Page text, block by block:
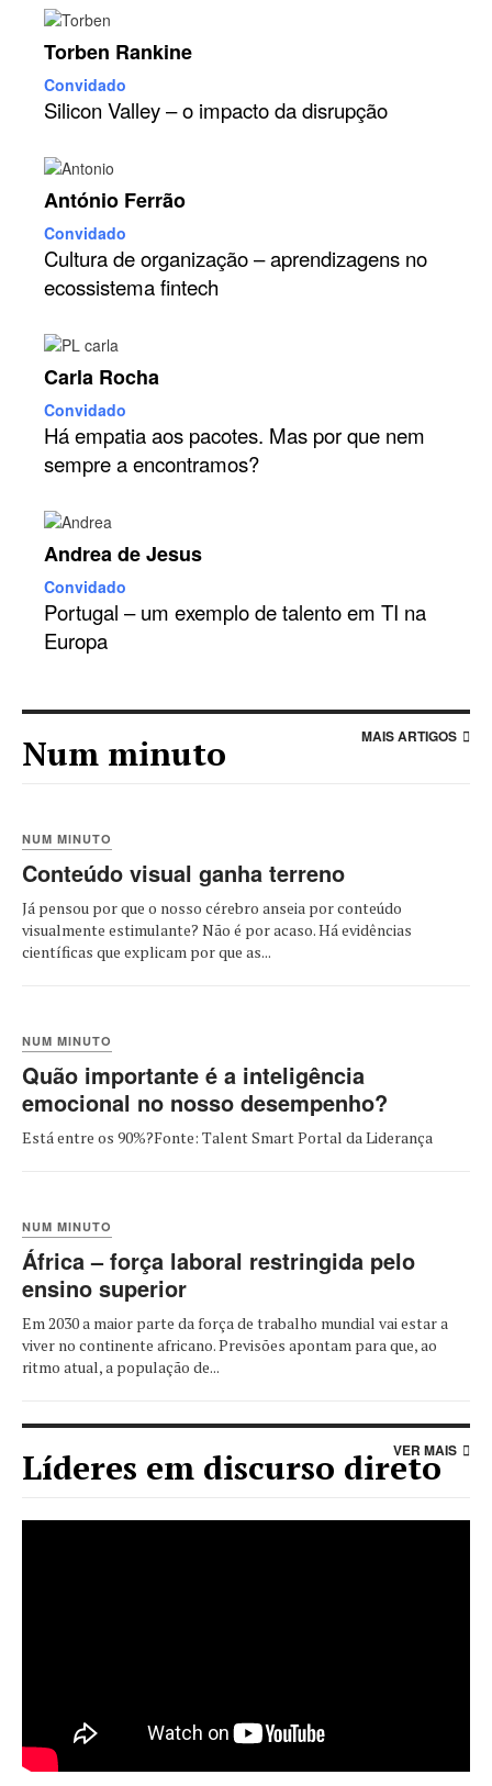
Torben Rankine
Convidado
Silicon Valley – o impacto da disrupção
António Ferrão
Convidado
Cultura de organização – aprendizagens no
ecossistema fintech
Carla Rocha
Convidado
Há empatia aos pacotes. Mas por que nem
sempre a encontramos?
Andrea de Jesus
Convidado
Portugal – um exemplo de talento em TI na
Europa
Num minuto MAIS ARTIGOS
NUM MINUTO
Conteúdo visual ganha terreno
Já pensou por que o nosso cérebro anseia por conteúdo
visualmente estimulante? Não é por acaso. Há evidências
científicas que explicam por que as...
NUM MINUTO
Quão importante é a inteligência
emocional no nosso desempenho?
Está entre os 90%?Fonte: Talent Smart Portal da Liderança
NUM MINUTO
África – força laboral restringida pelo
ensino superior
Em 2030 a maior parte da força de trabalho mundial vai estar a
viver no continente africano. Previsões apontam para que, ao
ritmo atual, a população de...
Líderes em discurso direto
VER MAIS